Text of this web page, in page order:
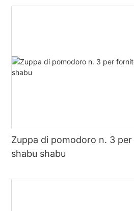
Zuppa di pomodoro n. 3
shabu shabu